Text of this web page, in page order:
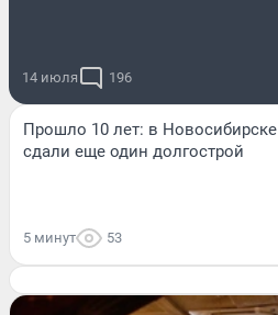
14 июля 196
Прошло 10 лет: в Новосибирске
сдали еще один долгострой
5 минут 53